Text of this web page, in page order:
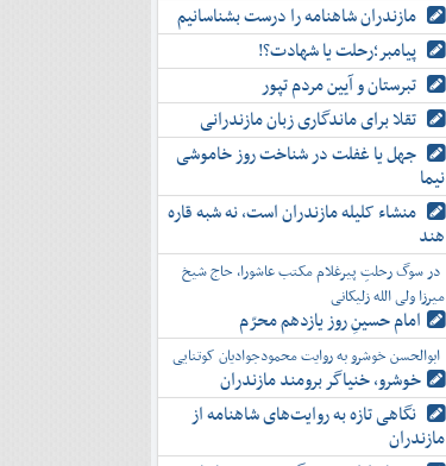
مازندران شاهنامه را درست بشناسانیم
پیامبر؛رحلت یا شهادت؟!
تبرستان و آیین مردم تپور
تقلا برای ماندگاری زبان مازندرانی
جهل یا غفلت در شناخت روز خاموشی
نیما
منشاء کلیله مازندران است، نه شبه قاره
هند
در سوگ رحلتِ پیرغلام مکتب عاشورا، حاج شیخ
میرزا ولی الله زلیکانی
امام حسینِ روز یازدهم محرّم
ابوالحسن خوشرو به روایت محمودجوادیان کوتنایی
خوشرو، خنياگر برومند مازندران
نگاهی تازه به روایت‌های شاهنامه از
مازندران